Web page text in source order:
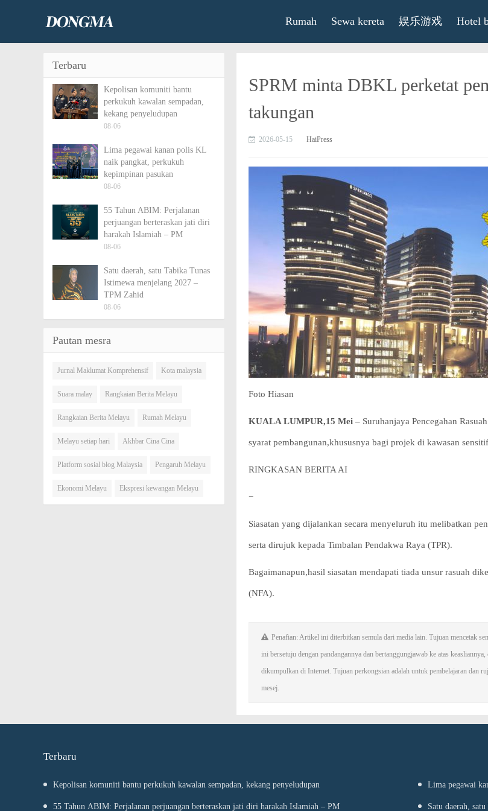
Rumah Sewa kereta 娱乐游戏 Hotel
Terbaru
Kepolisan komuniti bantu
perkukuh kawalan sempadan,
kekang penyeludupan
08-06
Lima pegawai kanan polis KL
naik pangkat, perkukuh
kepimpinan pasukan
08-06
55 Tahun ABIM: Perjalanan
perjuangan berteraskan jati diri
harakah Islamiah – PM
08-06
Satu daerah, satu Tabika Tunas
Istimewa menjelang 2027 –
TPM Zahid
08-06
Pautan mesra
Jurnal Maklumat Komprehensif Kota malaysia
Suara malay Rangkaian Berita Melayu
Rangkaian Berita Melayu Rumah Melayu
Melayu setiap hari Akhbar Cina Cina
Platform sosial blog Malaysia Pengaruh Melayu
Ekonomi Melayu Ekspresi kewangan Melayu
SPRM minta DBKL perketat
takungan
2026-05-15 HaiPress
Foto Hiasan
KUALA LUMPUR,15 Mei – Suruhanjaya Pencegahan
syarat pembangunan,khususnya bagi projek di kawasan
RINGKASAN BERITA AI
−
Siasatan yang dijalankan secara menyeluruh itu melibatkan
serta dirujuk kepada Timbalan Pendakwa Raya (TPR).
Bagaimanapun,hasil siasatan mendapati tiada unsur rasuah
(NFA).
Penafian: Artikel ini diterbitkan semula dari media lain. Tujuan mencetak
ini bersetuju dengan pandangannya dan bertanggungjawab ke atas
dikumpulkan di Internet. Tujuan perkongsian adalah untuk pembelajaran dan
mesej.
Terbaru
Kepolisan komuniti bantu perkukuh kawalan sempadan, kekang penyeludupan Lima pegawai
55 Tahun ABIM: Perjalanan perjuangan berteraskan jati diri harakah Islamiah – PM Satu daerah,